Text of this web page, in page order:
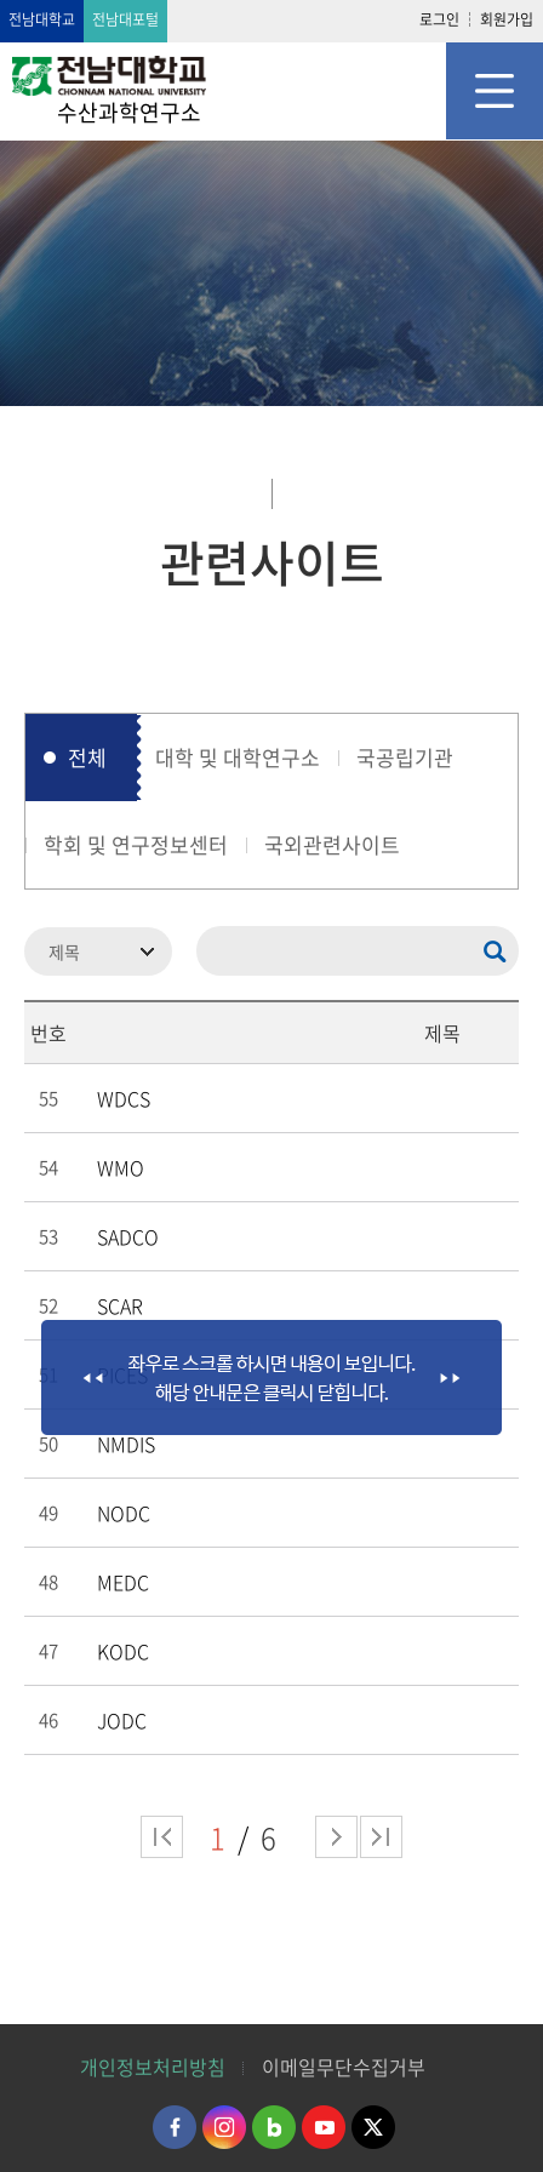
전남대학교 전남대포털 로그인 회원가입
수산과학연구소
관련사이트
전체 대학 및 대학연구소 국공립기관
학회 및 연구정보센터 국외관련사이트
번호 제목
55 WDCS
54 WMO
53 SADCO
52 SCAR
51 PICES
50 NMDIS
49 NODC
48 MEDC
47 KODC
46 JODC
1 6
개인정보처리방침 이메일무단수집거부